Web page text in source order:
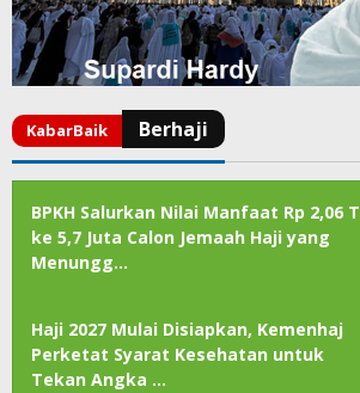
BPKH Salurkan Nilai Manfaat Rp 2,06 T
ke 5,7 Juta Calon Jemaah Haji yang
Menungg…
Haji 2027 Mulai Disiapkan, Kemenhaj
Perketat Syarat Kesehatan untuk
Tekan Angka …